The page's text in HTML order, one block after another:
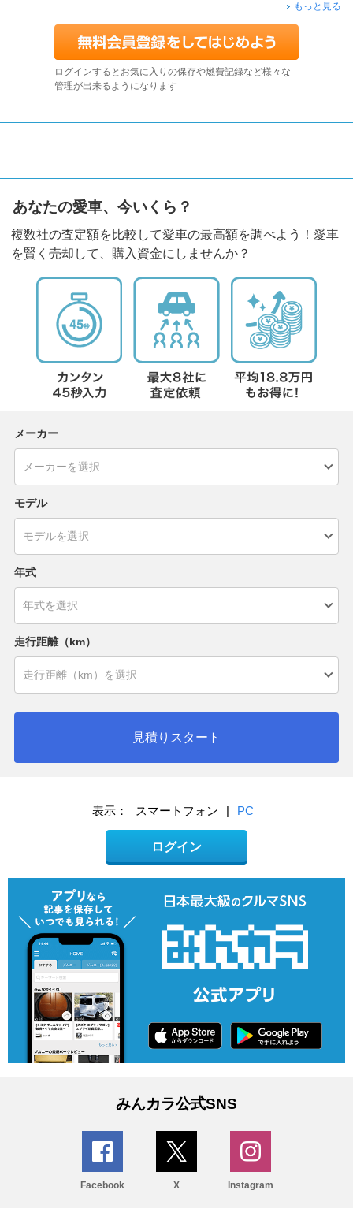
もっと見る
ログインするとお気に入りの保存や燃費記録など様々な
管理が出来るようになります
あなたの愛車、今いくら？
複数社の査定額を比較して愛車の最高額を調べよう！愛車
を賢く売却して、購入資金にしませんか？
メーカー
モデル
年式
走行距離（km）
見積りスタート
表示： スマートフォン | PC
ログイン
みんカラ公式SNS
Facebook X Instagram